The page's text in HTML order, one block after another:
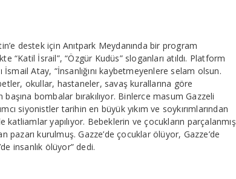
destek için Anıtpark Meydanında bir program
“Katil İsrail”, “Özgür Kudüs” sloganları atıldı. Platform
Atay, “İnsanlığını kaybetmeyenlere selam olsun.
okullar, hastaneler, savaş kurallarına göre
bombalar bırakılıyor. Binlerce masum Gazzeli
siyonistler tarihin en büyük yıkım ve soykırımlarından
yapılıyor. Bebeklerin ve çocukların parçalanmış
pazarı kurulmuş. Gazze’de çocuklar ölüyor, Gazze’de
insanlık ölüyor” dedi.